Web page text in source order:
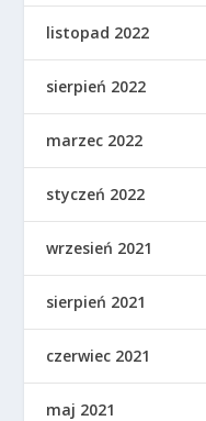
listopad 2022
sierpień 2022
marzec 2022
styczeń 2022
wrzesień 2021
sierpień 2021
czerwiec 2021
maj 2021